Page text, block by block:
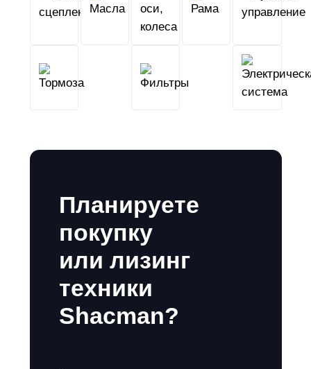
оси,
Рама
Тормоза Фильтры
Планируете
покупку
или лизинг
техники
Shacman?